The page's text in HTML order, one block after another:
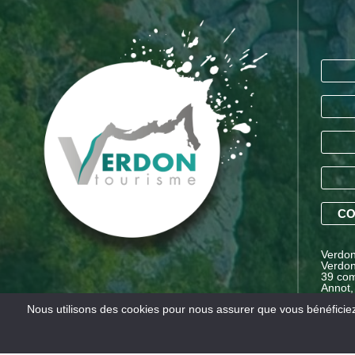
39
Nous utilisons des cookies pour nous assurer que vous